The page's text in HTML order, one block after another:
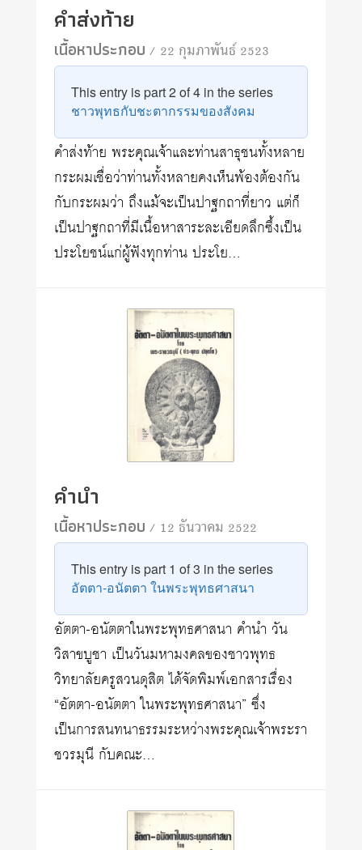
คำส่งท้าย
เนื้อหาประกอบ/ 22 กุมภาพันธ์ 2523
This entry is part 2 of 4 in the series
ชาวพุทธกับชะตากรรมของสังคม
คำส่งท้าย พระคุณเจ้าและท่านสาธุชนทั้งหลาย
กระผมเชื่อว่าท่านทั้งหลายคงเห็นพ้องต้องกัน
กับกระผมว่า ถึงแม้จะเป็นปาฐกถาที่ยาว แต่ก็
เป็นปาฐกถาที่มีเนื้อหาสาระละเอียดลึกซึ้งเป็น
ประโยชน์แก่ผู้ฟังทุกท่าน ประโย…
คำนำ
เนื้อหาประกอบ/ 12 ธันวาคม 2522
This entry is part 1 of 3 in the series
อัตตา-อนัตตา ในพระพุทธศาสนา
อัตตา-อนัตตาในพระพุทธศาสนา คำนำ วัน
วิสาขบูชา เป็นวันมหามงคลของชาวพุทธ
วิทยาลัยครูสวนดุสิต ได้จัดพิมพ์เอกสารเรื่อง
“อัตตา-อนัตตา ในพระพุทธศาสนา” ซึ่ง
เป็นการสนทนาธรรมระหว่างพระคุณเจ้าพระรา
ชวรมุนี กับคณะ…